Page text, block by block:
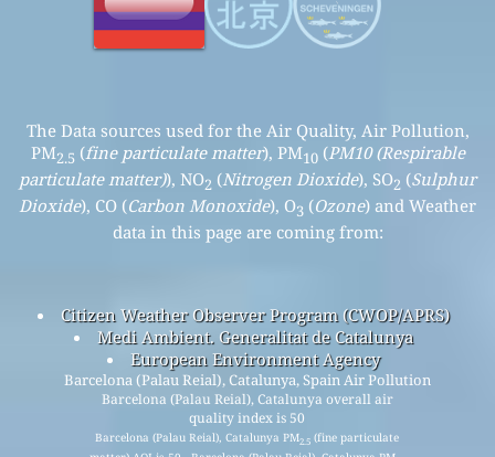
The Data sources used for the Air Quality, Air Pollution,
PM2.5 (fine particulate matter), PM10(PM10 (Respirable
particulate matter)), NO2 (Nitrogen Dioxide), SO2 (Sulphur
Dioxide), CO (Carbon Monoxide), O3 (Ozone) and Weather
data in this page are coming from:
Citizen Weather Observer Program (CWOP/APRS)
Medi Ambient. Generalitat de Catalunya
European Environment Agency
Barcelona (Palau Reial), Catalunya, Spain Air Pollution
Barcelona (Palau Reial), Catalunya overall air
quality index is 50
Barcelona (Palau Reial), Catalunya PM2.5 (fine particulate